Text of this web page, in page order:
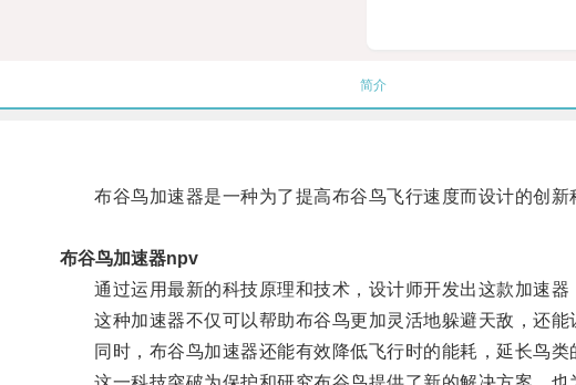
简介
布谷鸟加速器是一种为了提高布谷鸟飞行速度而设计的创新
布谷鸟加速器npv
通过运用最新的科技原理和技术，设计师开发出这款加速器
这种加速器不仅可以帮助布谷鸟更加灵活地躲避天敌，还能
同时，布谷鸟加速器还能有效降低飞行时的能耗，延长鸟类